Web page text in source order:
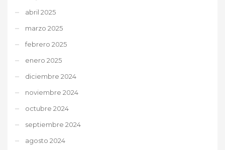
abril 2025
marzo 2025
febrero 2025
enero 2025
diciembre 2024
noviembre 2024
octubre 2024
septiembre 2024
agosto 2024